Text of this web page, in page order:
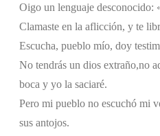
Oigo un lenguaje desconocido:
Clamaste en la aflicción, y te
Escucha, pueblo mío, doy
No tendrás un dios extraño,no
boca y yo la saciaré.
Pero mi pueblo no escuchó mi
sus antojos.